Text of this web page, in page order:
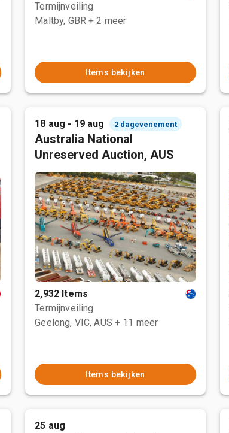
Termijnveiling
Maltby, GBR + 2 meer
Items bekijken
18 aug - 19 aug 2 dagevenement
Australia National
Unreserved Auction, AUS
2,932 Items
Termijnveiling
Geelong, VIC, AUS + 11 meer
Items bekijken
25 aug